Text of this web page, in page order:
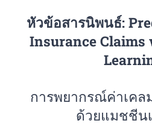
หัวข้อสารนิพนธ์:
Insurance
การพยากรณ์ค่าเค
ด้วยแมชชีน